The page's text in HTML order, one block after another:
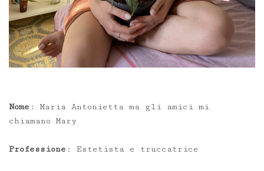
Nome : Maria Antonietta ma gli amici mi
chiamano Mary
Professione : Estetista e truccatrice